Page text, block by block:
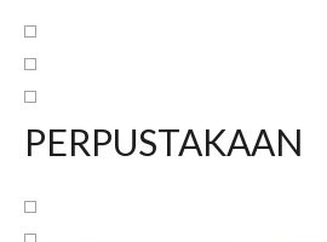
PERPUSTAKAAN